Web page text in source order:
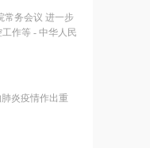
常务会议 进一步
作等 - 中华人民
炎疫情作出重